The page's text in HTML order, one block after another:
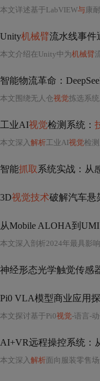
本文详述基于LabVIEW与康
Unity机械臂流水线事件
本文介绍在Unity中为机械臂
智能物流革命：
本文围绕无人仓视觉拣选系统展
工业AI视觉检测系统：
本文深入解析工业AI视觉检
智能抓取系统实战：从
3D视觉技术破解汽车悬
从Mobile ALOHA到
本文深入剖析2024年最具影
神经形态光学触觉传感
Pi0 VLA模型商业应用
本文探讨基于Pi0视觉-语言-动作（
AI+VR远程操控系统：
本文深入解析面向服装零售场景的